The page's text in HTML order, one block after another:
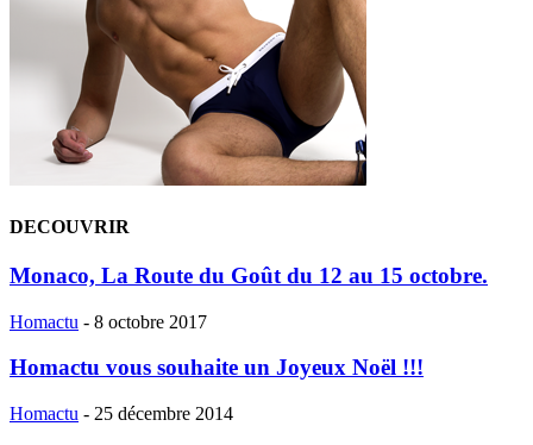
DECOUVRIR
Monaco, La Route du Goût du 12 au 15 octobre.
Homactu - 8 octobre 2017
Homactu vous souhaite un Joyeux Noël !!!
Homactu - 25 décembre 2014